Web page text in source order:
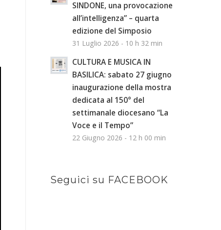
SINDONE, una provocazione
all’intelligenza” – quarta
edizione del Simposio
31 Luglio 2026 - 10 h 32 min
CULTURA E MUSICA IN
BASILICA: sabato 27 giugno
inaugurazione della mostra
dedicata al 150° del
settimanale diocesano “La
Voce e il Tempo”
22 Giugno 2026 - 12 h 00 min
Seguici su FACEBOOK